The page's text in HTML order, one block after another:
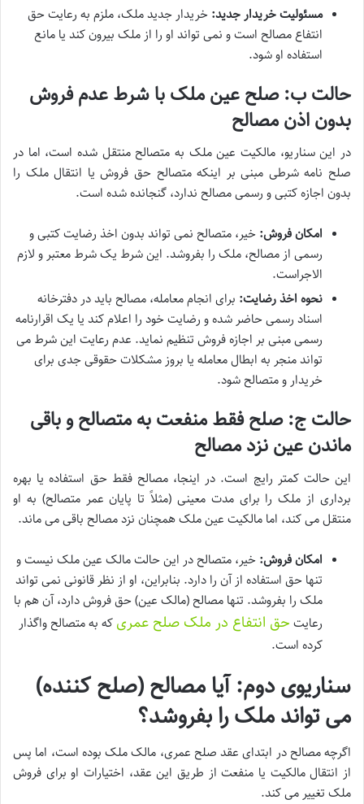
مسئولیت خریدار جدید: خریدار جدید ملک، ملزم به رعایت حق
انتفاع مصالح است و نمی تواند او را از ملک بیرون کند یا مانع
استفاده او شود.
حالت ب: صلح عین ملک با شرط عدم فروش
بدون اذن مصالح
در این سناریو، مالکیت عین ملک به متصالح منتقل شده است، اما در
صلح نامه شرطی مبنی بر اینکه متصالح حق فروش یا انتقال ملک را
بدون اجازه کتبی و رسمی مصالح ندارد، گنجانده شده است.
امکان فروش: خیر، متصالح نمی تواند بدون اخذ رضایت کتبی و
رسمی از مصالح، ملک را بفروشد. این شرط یک شرط معتبر و لازم
الاجراست.
نحوه اخذ رضایت: برای انجام معامله، مصالح باید در دفترخانه
اسناد رسمی حاضر شده و رضایت خود را اعلام کند یا یک اقرارنامه
رسمی مبنی بر اجازه فروش تنظیم نماید. عدم رعایت این شرط می
تواند منجر به ابطال معامله یا بروز مشکلات حقوقی جدی برای
خریدار و متصالح شود.
حالت ج: صلح فقط منفعت به متصالح و باقی
ماندن عین نزد مصالح
این حالت کمتر رایج است. در اینجا، مصالح فقط حق استفاده یا بهره
برداری از ملک را برای مدت معینی (مثلاً تا پایان عمر متصالح) به او
منتقل می کند، اما مالکیت عین ملک همچنان نزد مصالح باقی می ماند.
امکان فروش: خیر، متصالح در این حالت مالک عین ملک نیست و
تنها حق استفاده از آن را دارد. بنابراین، او از نظر قانونی نمی تواند
ملک را بفروشد. تنها مصالح (مالک عین) حق فروش دارد، آن هم با
رعایت حق انتفاع در ملک صلح عمری که به متصالح واگذار
کرده است.
سناریوی دوم: آیا مصالح (صلح کننده)
می تواند ملک را بفروشد؟
اگرچه مصالح در ابتدای عقد صلح عمری، مالک ملک بوده است، اما پس
از انتقال مالکیت یا منفعت از طریق این عقد، اختیارات او برای فروش
ملک تغییر می کند.